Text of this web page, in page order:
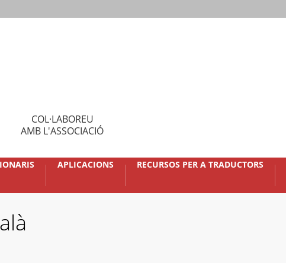
COL·LABOREU
AMB L'ASSOCIACIÓ
APLICACIONS RECURSOS PER A TRADUCTORS